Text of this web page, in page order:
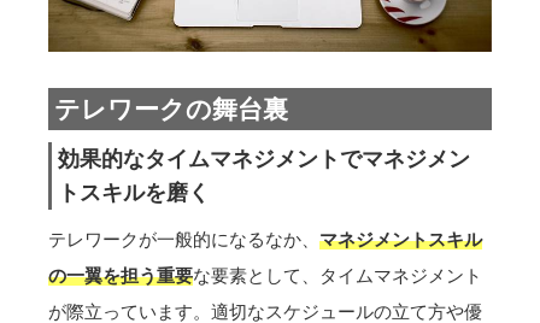
テレワークの舞台裏
効果的なタイムマネジメントでマネジメン
トスキルを磨く
テレワークが一般的になるなか、 マネジメントスキル
の一翼を担う重要な要素として、タイムマネジメント
が際立っています。適切なスケジュールの立て方や優